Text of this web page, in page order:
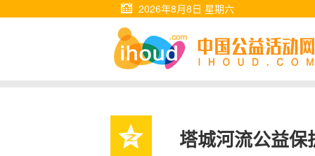
2026年8月8日 星期六
塔城河流公益保